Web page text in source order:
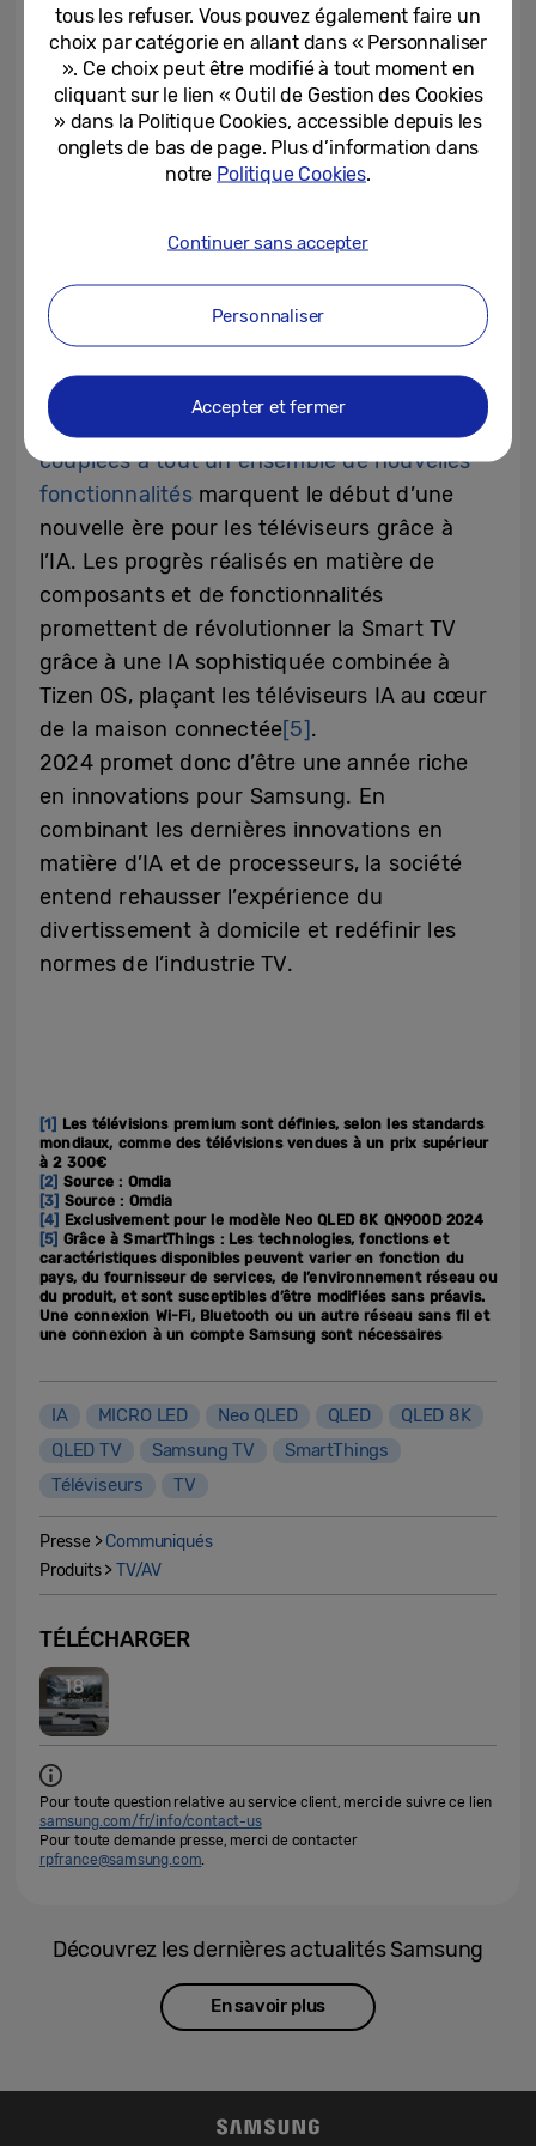
18 années consécutives, cela témoigne de la
confiance et la fidélité que nos clients
accordent à Samsung”, a déclaré SW Yong,
président et directeur de l’activité Visual
Display chez Samsung Electronics. “Nous
sommes pleinement engagés dans
clients des expériences encore plus
significatives et bénéfiques.”
présenté son dernier processeur, le NQ8 AI
Gen3
dont les performances améliorées
couplées à tout un ensemble de nouvelles
fonctionnalitésmarquent le début d’une
nouvelle ère pour les téléviseurs grâce à
l’IA. Les progrès réalisés en matière de
composants et de fonctionnalités
promettent de révolutionner la Smart TV
grâce à une IA sophistiquée combinée à
Tizen OS, plaçant les téléviseurs IA au cœur
de la maison connectée[5].
2024 promet donc d’être une année riche
en innovations pour Samsung. En
combinant les dernières innovations en
matière d’IA et de processeurs, la société
entend rehausser l’expérience du
divertissement à domicile et redéfinir les
normes de l’industrie TV.
[1]
Les télévisions premium sont définies, selon les standards
mondiaux, comme des télévisions vendues à un prix supérieur
à 2 300€
[2] Source : Omdia
[3] Source : Omdia
[4]
Exclusivement pour le modèle Neo QLED 8K QN900D 2024
[5] Grâce à SmartThings : Les technologies, fonctions et
caractéristiques disponibles peuvent varier en fonction du
pays, du fournisseur de services, de l’environnement réseau ou
du produit, et sont susceptibles d’être modifiées sans préavis.
Une connexion Wi-Fi, Bluetooth ou un autre réseau sans fil et
une connexion à un compte Samsung sont nécessaires
IA MICRO LED Neo QLED QLED
QLED 8K
QLED TV
Samsung TV
SmartThings
Téléviseurs
TV
Presse >Communiqués
Produits >TV/AV
TÉLÉCHARGER
Pour toute question relative au service client, merci de suivre ce lien
samsung.com/fr/info/contact-us
Pour toute demande presse, merci de contacter
rpfrance@samsung.com.
Découvrez les dernières actualités Samsung
En savoir plus
tous les refuser. Vous pouvez également faire un
choix par catégorie en allant dans « Personnaliser
». Ce choix peut être modifié à tout moment en
cliquant sur le lien « Outil de Gestion des Cookies
» dans la Politique Cookies, accessible depuis les
onglets de bas de page. Plus d’information dans
notre Politique Cookies.
Continuer sans accepter
Personnaliser
Accepter et fermer